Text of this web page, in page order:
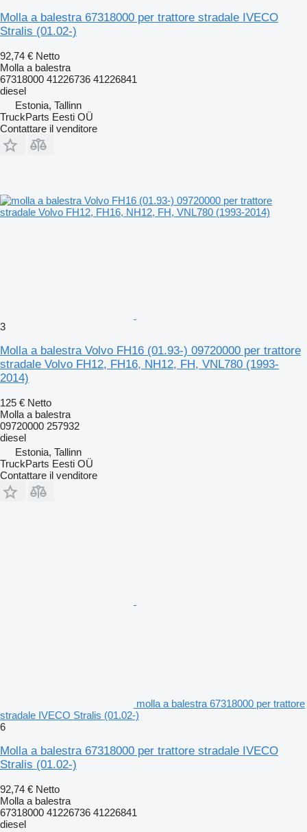
Molla a balestra 67318000 per trattore stradale IVECO
Stralis (01.02-)
92,74 € Netto
Molla a balestra
67318000 41226736 41226841
diesel
Estonia, Tallinn
TruckParts Eesti OÜ
Contattare il venditore
3
Molla a balestra Volvo FH16 (01.93-) 09720000 per trattore
stradale Volvo FH12, FH16, NH12, FH, VNL780 (1993-
2014)
125 € Netto
Molla a balestra
09720000 257932
diesel
Estonia, Tallinn
TruckParts Eesti OÜ
Contattare il venditore
molla a balestra 67318000 per trattore
stradale IVECO Stralis (01.02-)
6
Molla a balestra 67318000 per trattore stradale IVECO
Stralis (01.02-)
92,74 € Netto
Molla a balestra
67318000 41226736 41226841
diesel